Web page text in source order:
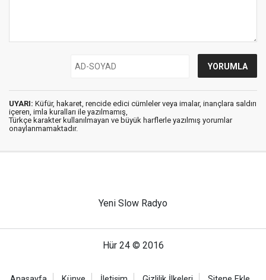
UYARI: Küfür, hakaret, rencide edici cümleler veya imalar, inançlara saldırı
içeren, imla kuralları ile yazılmamış,
Türkçe karakter kullanılmayan ve büyük harflerle yazılmış yorumlar
onaylanmamaktadır.
Yeni Slow Radyo
Hür 24 © 2016